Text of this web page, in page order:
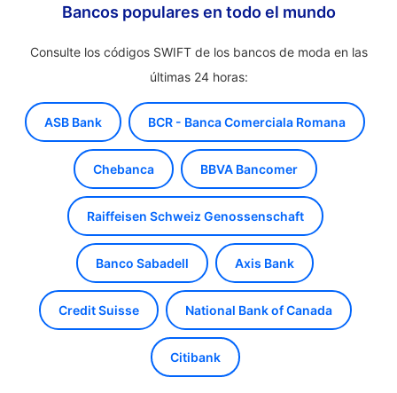
Bancos populares en todo el mundo
Consulte los códigos SWIFT de los bancos de moda en las
últimas 24 horas:
ASB Bank BCR - Banca Comerciala Romana
Chebanca BBVA Bancomer
Raiffeisen Schweiz Genossenschaft
Banco Sabadell Axis Bank
Credit Suisse National Bank of Canada
Citibank